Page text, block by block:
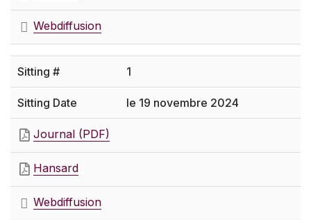
Webdiffusion
1
le 19 novembre 2024
Journal (PDF)
Hansard
Webdiffusion